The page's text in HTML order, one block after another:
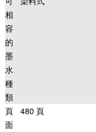
相
容
的
墨
水
種
類
頁
面
480 頁